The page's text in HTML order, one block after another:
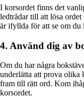
I korsordet finns det
ledtrådar till att lösa
är ifyllda för att se om du
4. Använd dig av
Om du har några
underlätta att prova olika
fram till rätt ord. Kom
korsordet.